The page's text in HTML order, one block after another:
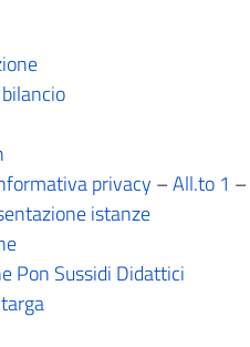
privacy –All.to 1 –
istanze
Pon Sussidi Didattici